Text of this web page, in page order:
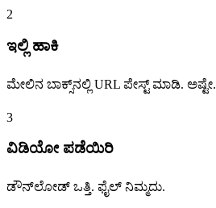
2
ಇಲ್ಲಿ ಹಾಕಿ
ಮೇಲಿನ ಬಾಕ್ಸ್‌ನಲ್ಲಿ URL ಪೇಸ್ಟ್ ಮಾಡಿ. ಅಷ್ಟೇ.
3
ವಿಡಿಯೋ ಪಡೆಯಿರಿ
ಡೌನ್‌ಲೋಡ್ ಒತ್ತಿ. ಫೈಲ್ ನಿಮ್ಮದು.